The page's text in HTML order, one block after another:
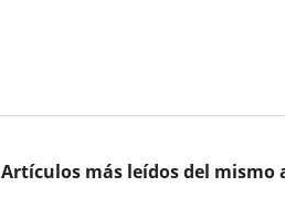
Artículos más leídos del mismo